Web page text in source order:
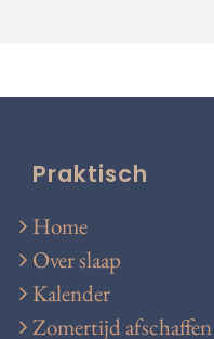
Praktisch
Home
Over slaap
Kalender
Zomertijd afschaffen